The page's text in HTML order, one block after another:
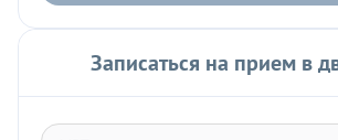
Записаться на прием в